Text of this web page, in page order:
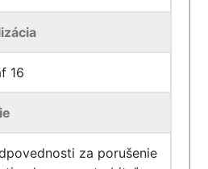
16
za porušenie